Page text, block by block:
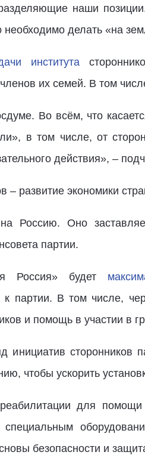
наши
необходимо делать «на
института
их семей. В том
Во всём, что
в том числе, от
действия», –
– развитие экономики
Россию. Оно
партии.
Россия» будет
к партии. В том числе,
и помощь в участии в
инициатив сторонников
чтобы ускорить
для
безопасности и